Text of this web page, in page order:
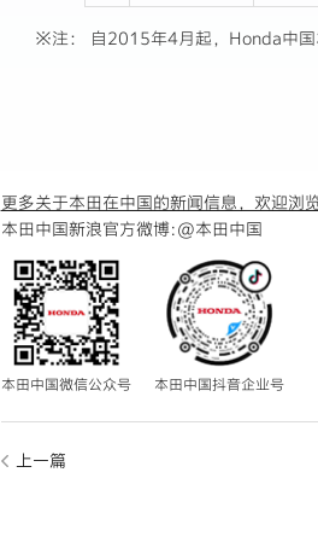
※注： 自2015年4月起，Honda中国
更多关于本田在中国的新闻信息，欢迎浏
本田中国新浪官方微博:@本田中国
本田中国微信公众号 本田中国抖音企业号
上一篇